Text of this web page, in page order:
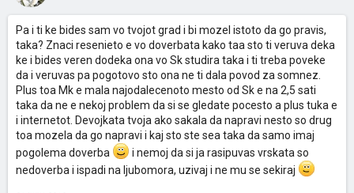
Pa i ti ke bides sam vo tvojot grad i bi mozel istoto da go pravis,
taka? Znaci resenieto e vo doverbata kako taa sto ti veruva deka
ke i bides veren dodeka ona vo Sk studira taka i ti treba poveke
da i veruvas pa pogotovo sto ona ne ti dala povod za somnez.
Plus toa Mk e mala najodalecenoto mesto od Sk e na 2,5 sati
taka da ne e nekoj problem da si se gledate pocesto a plus tuka e
i internetot. Devojkata tvoja ako sakala da napravi nesto so drug
toa mozela da go napravi i kaj sto ste sea taka da samo imaj
pogolema doverba
i nemoj da si ja rasipuvas vrskata so
nedoverba i ispadi na ljubomora, uzivaj i ne mu se sekiraj